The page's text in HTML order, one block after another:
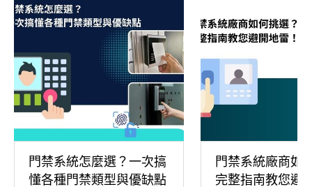
門禁系統怎麼選？一次搞
懂各種門禁類型與優缺點
門禁系統廠商如
完整指南教您避